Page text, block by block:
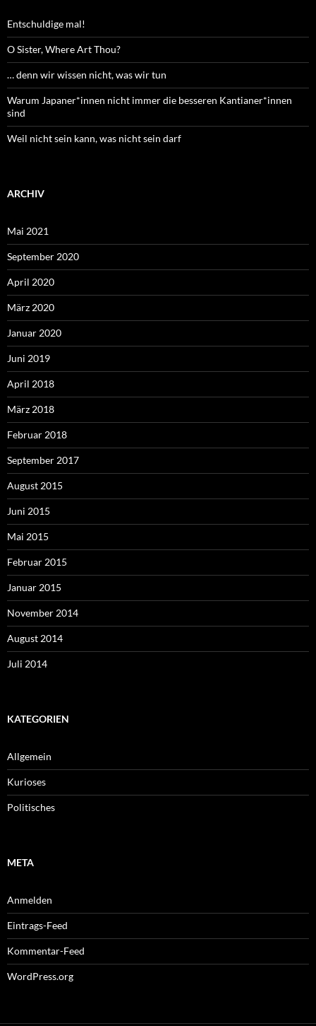
Entschuldige mal!
O Sister, Where Art Thou?
… denn wir wissen nicht, was wir tun
Warum Japaner*innen nicht immer die besseren Kantianer*innen
sind
Weil nicht sein kann, was nicht sein darf
ARCHIV
Mai 2021
September 2020
April 2020
März 2020
Januar 2020
Juni 2019
April 2018
März 2018
Februar 2018
September 2017
August 2015
Juni 2015
Mai 2015
Februar 2015
Januar 2015
November 2014
August 2014
Juli 2014
KATEGORIEN
Allgemein
Kurioses
Politisches
META
Anmelden
Eintrags-Feed
Kommentar-Feed
WordPress.org